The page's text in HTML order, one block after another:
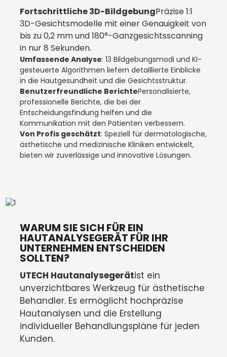
Fortschrittliche 3D-BildgebungPräzise 1:1
3D-Gesichtsmodelle mit einer Genauigkeit von
bis zu 0,2 mm und 180°-Ganzgesichtsscanning
in nur 8 Sekunden.
Umfassende Analyse: 13 Bildgebungsmodi und KI-
gesteuerte Algorithmen liefern detaillierte Einblicke
in die Hautgesundheit und die Gesichtsstruktur.
Benutzerfreundliche BerichtePersonalisierte,
professionelle Berichte, die bei der
Entscheidungsfindung helfen und die
Kommunikation mit den Patienten verbessern.
Von Profis geschätzt: Speziell für dermatologische,
ästhetische und medizinische Kliniken entwickelt,
bieten wir zuverlässige und innovative Lösungen.
WARUM SIE SICH FÜR EIN
HAUTANALYSEGERÄT FÜR IHR
UNTERNEHMEN ENTSCHEIDEN
SOLLTEN?
UTECH Hautanalysegerätist ein
unverzichtbares Werkzeug für ästhetische
Behandler. Es ermöglicht hochpräzise
Hautanalysen und die Erstellung
individueller Behandlungspläne für jeden
Kunden.